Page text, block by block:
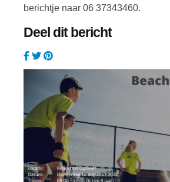
berichtje naar 06 37343460.
Deel dit bericht